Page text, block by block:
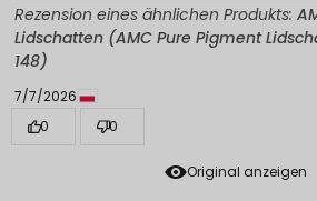
Original anzeigen
Rezension eines ähnlichen Produkts:
Lidschatten (AMC Pure Pigment
148)
7/7/2026
0
0